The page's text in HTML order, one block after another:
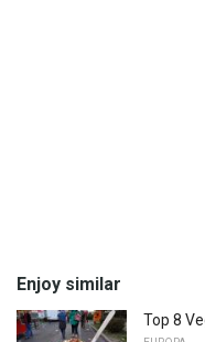
Enjoy similar
Top 8